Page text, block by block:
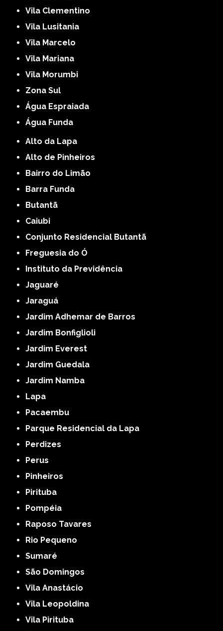
Vila Clementino
Vila Lusitania
Vila Marcelo
Vila Mariana
Vila Morumbi
Zona Sul
Água Espraiada
Água Funda
Alto da Lapa
Alto de Pinheiros
Bairro do Limão
Barra Funda
Butantã
Caiubi
Conjunto Residencial Butantã
Freguesia do Ó
Instituto da Previdência
Jaguaré
Jaraguá
Jardim Adhemar de Barros
Jardim Bonfiglioli
Jardim Everest
Jardim Guedala
Jardim Namba
Lapa
Pacaembu
Parque Residencial da Lapa
Perdizes
Perus
Pinheiros
Pirituba
Pompéia
Raposo Tavares
Rio Pequeno
Sumaré
São Domingos
Vila Anastácio
Vila Leopoldina
Vila Pirituba